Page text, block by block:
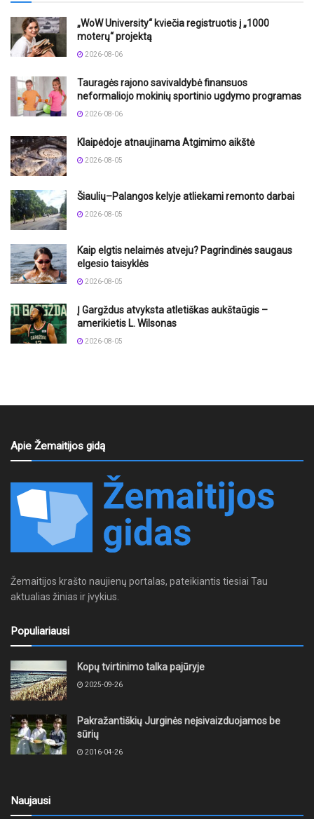
„WoW University“ kviečia registruotis į „1000
moterų“ projektą
2026-08-06
Tauragės rajono savivaldybė finansuos
neformaliojo mokinių sportinio ugdymo programas
2026-08-06
Klaipėdoje atnaujinama Atgimimo aikštė
2026-08-05
Šiaulių–Palangos kelyje atliekami remonto darbai
2026-08-05
Kaip elgtis nelaimės atveju? Pagrindinės saugaus
elgesio taisyklės
2026-08-05
Į Gargždus atvyksta atletiškas aukštaūgis –
amerikietis L. Wilsonas
2026-08-05
Apie Žemaitijos gidą
Žemaitijos krašto naujienų portalas, pateikiantis tiesiai Tau
aktualias žinias ir įvykius.
Populiariausi
Kopų tvirtinimo talka pajūryje
2025-09-26
Pakražantiškių Jurginės neįsivaizduojamos be
sūrių
2016-04-26
Naujausi